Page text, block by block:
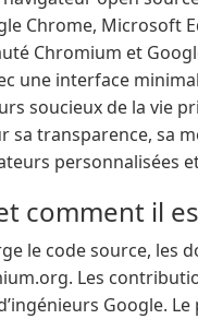
Chrome, Microsoft
Chromium et
une interface
soucieux de la vie
transparence, sa
personnalisées
comment il
le code source, les
Les
Google.